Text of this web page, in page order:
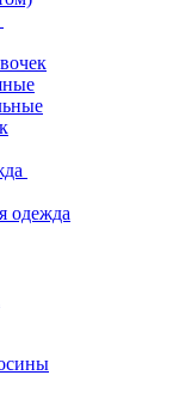
одежда